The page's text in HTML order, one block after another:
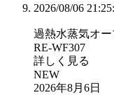
2026/08/06
過熱水蒸気オ
RE-WF307
詳しく見る
NEW
2026年8月6日